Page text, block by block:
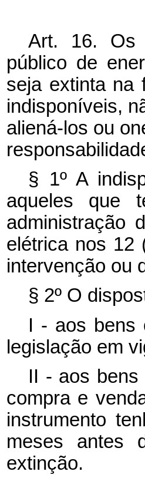
Art. 16. Os
público de
seja extinta na
indisponíveis,
aliená-los ou
§ 1º A
aqueles que
administração
elétrica nos 12
intervenção ou
§ 2º O
I - aos bens
legislação em
II - aos bens
compra e
instrumento
meses antes
extinção.